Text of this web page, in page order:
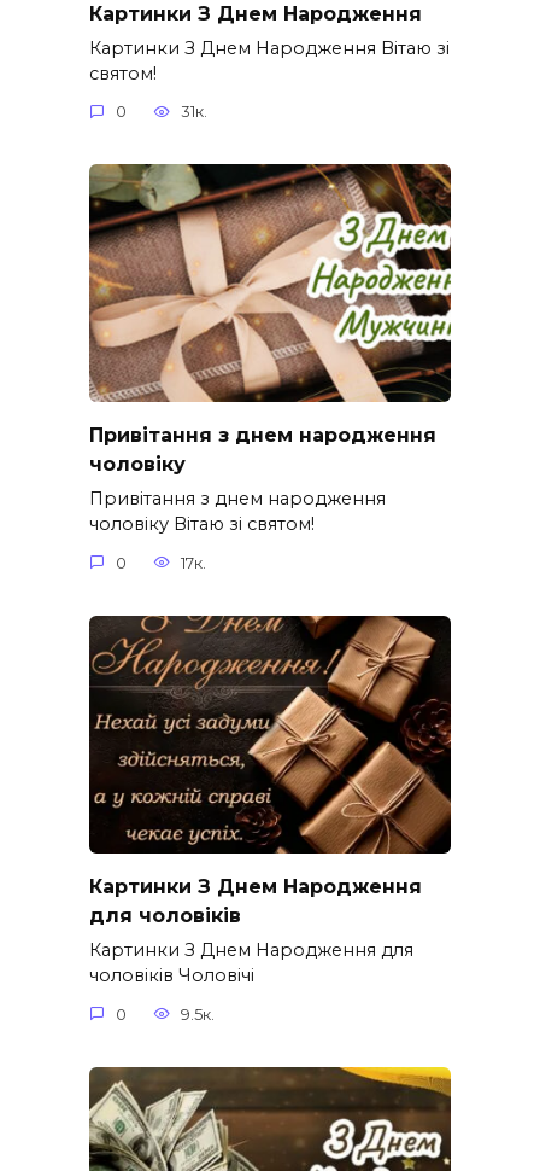
Картинки З Днем Народження
Картинки З Днем Народження Вітаю зі
святом!
0 31к.
Привітання з днем народження
чоловіку
Привітання з днем народження
чоловіку Вітаю зі святом!
0 17к.
Картинки З Днем Народження
для чоловіків​
Картинки З Днем Народження для
чоловіків​ Чоловічі
0 9.5к.